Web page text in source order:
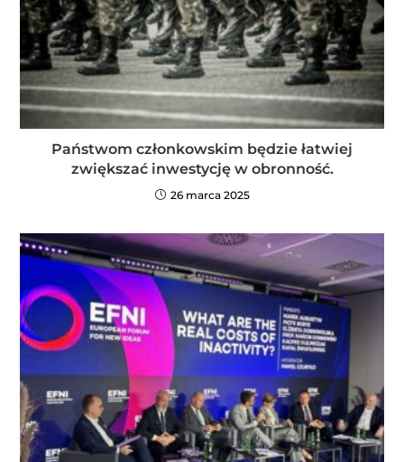
Państwom członkowskim będzie łatwiej
zwiększać inwestycję w obronność.
26 marca 2025